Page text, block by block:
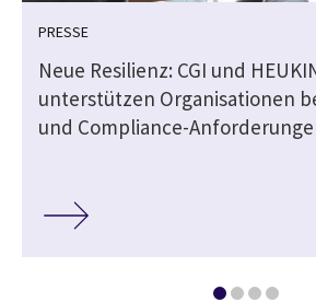
PRESSE
Neue Resilienz: CGI und
unterstützen Organisationen
und Compliance-